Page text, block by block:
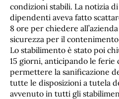
condizioni stabili. La notizia
dipendenti aveva fatto
8 ore per chiedere
sicurezza per il
Lo stabilimento è stato poi
15 giorni, anticipando le ferie
permettere la sanificazione
tutte le disposizioni a tutela
avvenuto in tutti gli